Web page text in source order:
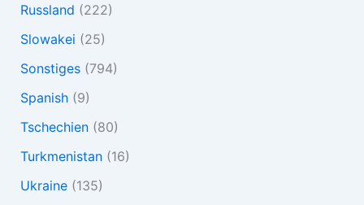
Russland (222)
Slowakei (25)
Sonstiges(794)
Spanish(9)
Tschechien(80)
Turkmenistan(16)
Ukraine(135)